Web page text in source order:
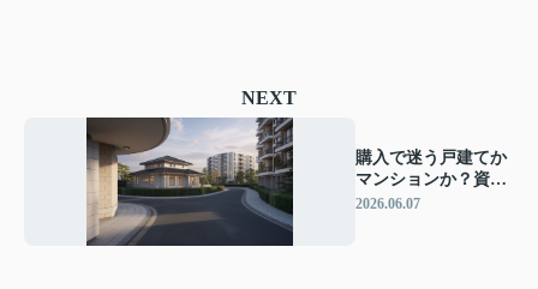
NEXT
購入で迷う戸建てか
マンションか？資産
性を比較し将来価値
2026.06.07